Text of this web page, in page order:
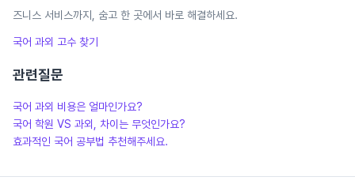
즈니스 서비스까지, 숨고 한 곳에서 바로 해결하세요.
국어 과외 고수 찾기
관련질문
국어 과외 비용은 얼마인가요?
국어 학원 VS 과외, 차이는 무엇인가요?
효과적인 국어 공부법 추천해주세요.